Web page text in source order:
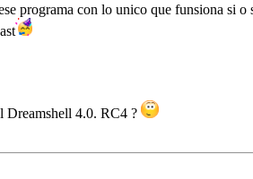
programa con lo unico que funsiona si
Dreamshell 4.0. RC4 ?